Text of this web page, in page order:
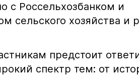
с Россельхозбанком и
сельского хозяйства и
предстоит
спектр тем: от